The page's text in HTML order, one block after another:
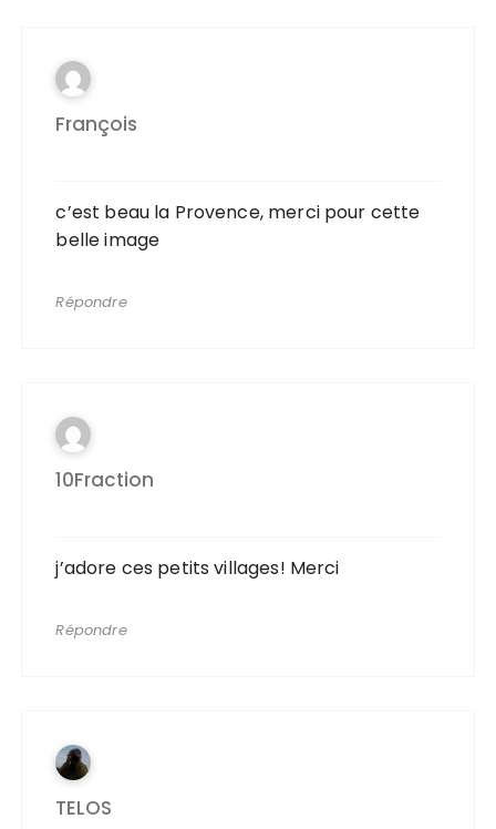
François
c’est beau la Provence, merci pour cette
belle image
Répondre
10Fraction
j’adore ces petits villages! Merci
Répondre
TELOS